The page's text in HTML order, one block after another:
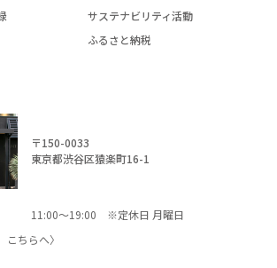
サステナビリティ活動
ふるさと納税
〒150-0033
東京都渋谷区猿楽町16-1
11:00～19:00 ※定休日 月曜日
こちらへ〉